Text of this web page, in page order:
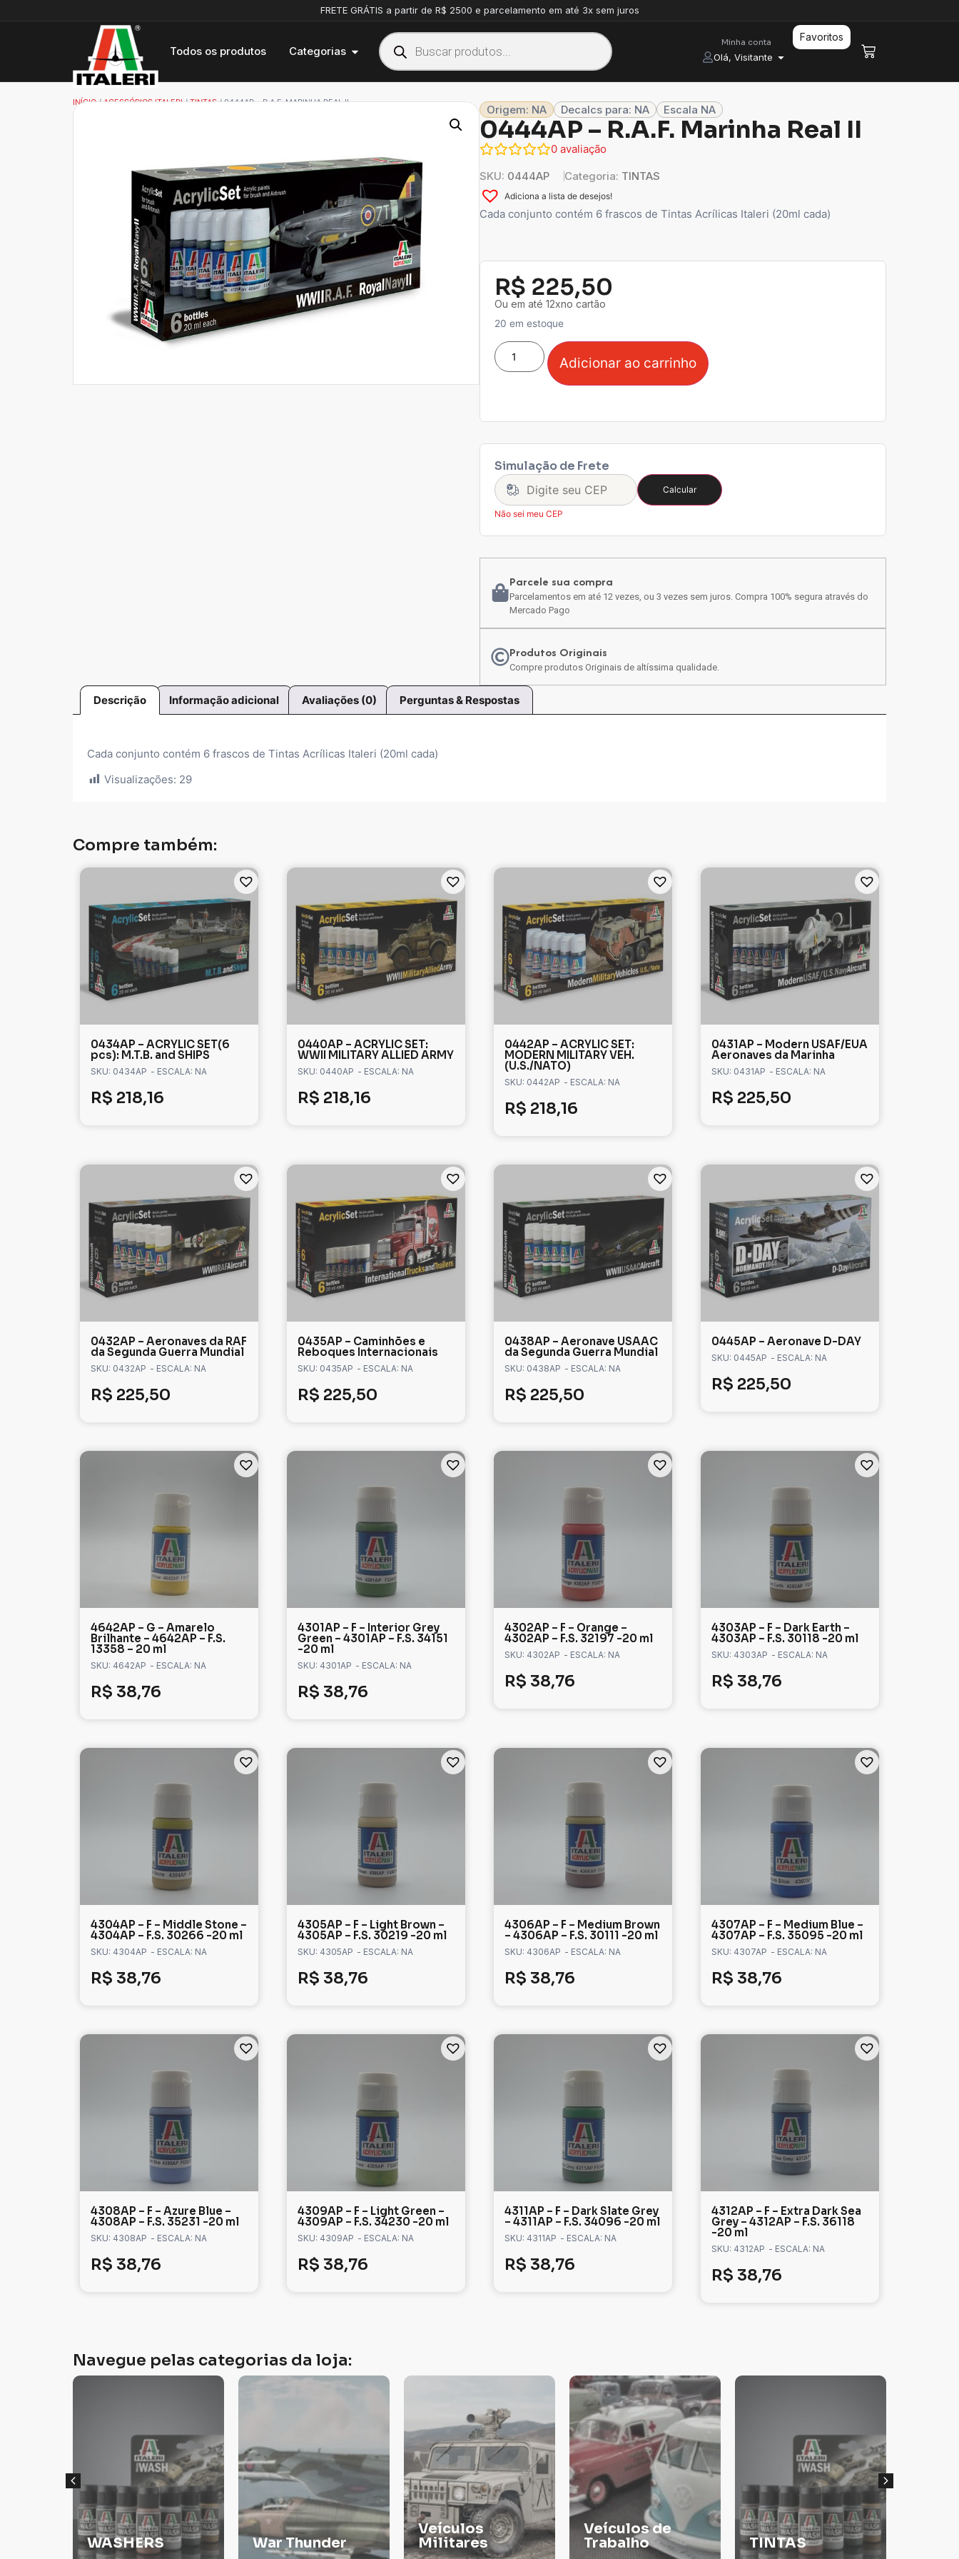
FRETE GRÁTIS a partir de R$ 2500 e parcelamento em até 3x sem juros
Todos os produtos Categorias
Minha conta
Olá, Visitante
Favoritos
INÍCIO/ACESSÓRIOS ITALERI/TINTAS/ 0444AP – R.A.F. MARINHA REAL II
Origem: NA Decalcs para: NA Escala NA
0444AP – R.A.F. Marinha Real II
0 avaliação
SKU: 0444AP Categoria: TINTAS
Adiciona a lista de desejos!
Cada conjunto contém 6 frascos de Tintas Acrílicas Italeri (20ml cada)
R$ 225,50
Ou em até 12xno cartão
20 em estoque
Adicionar ao carrinho
Simulação de Frete
Calcular
Não sei meu CEP
Parcele sua compra
Parcelamentos em até 12 vezes, ou 3 vezes sem juros. Compra 100% segura através do
Mercado Pago
Produtos Originais
Compre produtos Originais de altíssima qualidade.
Descrição Informação adicional Avaliações (0) Perguntas & Respostas
Cada conjunto contém 6 frascos de Tintas Acrílicas Italeri (20ml cada)
Visualizações: 29
Compre também:
0434AP – ACRYLIC SET(6
pcs): M.T.B. and SHIPS
SKU: 0434AP - ESCALA: NA
R$ 218,16
0440AP – ACRYLIC SET:
WWII MILITARY ALLIED ARMY
SKU: 0440AP - ESCALA: NA
R$ 218,16
0442AP – ACRYLIC SET:
MODERN MILITARY VEH.
(U.S./NATO)
SKU: 0442AP - ESCALA: NA
R$ 218,16
0431AP – Modern USAF/EUA
Aeronaves da Marinha
SKU: 0431AP - ESCALA: NA
R$ 225,50
0432AP – Aeronaves da RAF
da Segunda Guerra Mundial
SKU: 0432AP - ESCALA: NA
R$ 225,50
0435AP – Caminhões e
Reboques Internacionais
SKU: 0435AP - ESCALA: NA
R$ 225,50
0438AP – Aeronave USAAC
da Segunda Guerra Mundial
SKU: 0438AP - ESCALA: NA
R$ 225,50
0445AP – Aeronave D-DAY
SKU: 0445AP - ESCALA: NA
R$ 225,50
4642AP – G – Amarelo
Brilhante – 4642AP – F.S.
13358 – 20 ml
SKU: 4642AP - ESCALA: NA
R$ 38,76
4301AP – F – Interior Grey
Green – 4301AP – F.S. 34151
-20 ml
SKU: 4301AP - ESCALA: NA
R$ 38,76
4302AP – F – Orange –
4302AP – F.S. 32197 -20 ml
SKU: 4302AP - ESCALA: NA
R$ 38,76
4303AP – F – Dark Earth –
4303AP – F.S. 30118 -20 ml
SKU: 4303AP - ESCALA: NA
R$ 38,76
4304AP – F – Middle Stone –
4304AP – F.S. 30266 -20 ml
SKU: 4304AP - ESCALA: NA
R$ 38,76
4305AP – F – Light Brown –
4305AP – F.S. 30219 -20 ml
SKU: 4305AP - ESCALA: NA
R$ 38,76
4306AP – F – Medium Brown
– 4306AP – F.S. 30111 -20 ml
SKU: 4306AP - ESCALA: NA
R$ 38,76
4307AP – F – Medium Blue –
4307AP – F.S. 35095 -20 ml
SKU: 4307AP - ESCALA: NA
R$ 38,76
4308AP – F – Azure Blue –
4308AP – F.S. 35231 -20 ml
SKU: 4308AP - ESCALA: NA
R$ 38,76
4309AP – F – Light Green –
4309AP – F.S. 34230 -20 ml
SKU: 4309AP - ESCALA: NA
R$ 38,76
4311AP – F – Dark Slate Grey
– 4311AP – F.S. 34096 -20 ml
SKU: 4311AP - ESCALA: NA
R$ 38,76
4312AP – F – Extra Dark Sea
Grey – 4312AP – F.S. 36118
-20 ml
SKU: 4312AP - ESCALA: NA
R$ 38,76
Navegue pelas categorias da loja:
War Thunder
Veículos
Militares
Veículos de
Trabalho
TINTAS Thinner